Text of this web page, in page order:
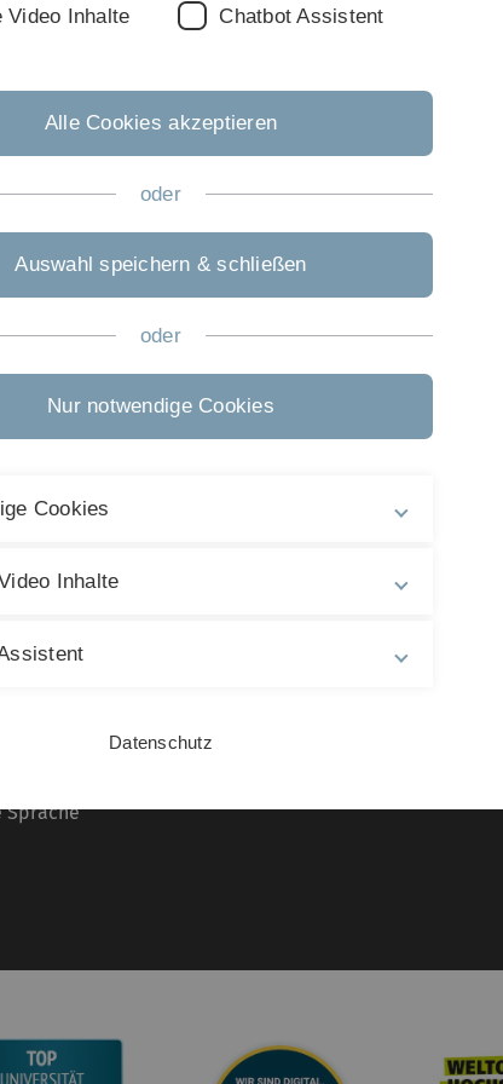
Manfred während der BPM 2024
für seine Unterstützung bei der
fortschrittlicher Prozess
es hier.
Nächster Beitrag
Von DBIS mit entwickelte
Gesundheit von
veröffentlicht am: 13. Juni 2025
Hinweise
Sprache
Inhaltlich
https://
Zuletzt
28 . Februar
Video Inhalte Chatbot Assistent
Alle Cookies akzeptieren
oder
Auswahl speichern & schließen
oder
Nur notwendige Cookies
Cookies
Inhalte
Datenschutz